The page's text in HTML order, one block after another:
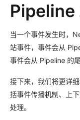
Pipeline
当一个事件发生时，
站事件，事件会从
事件会从 Pipeline 的
接下来，我们将更详
括事件传播机制、上
处理。